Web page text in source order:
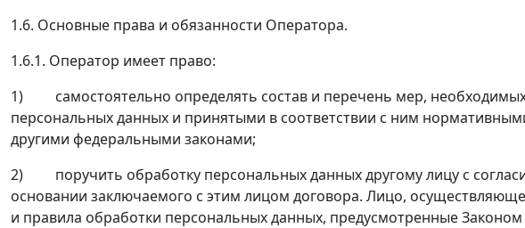
1.6. Основные права и обязанности Оператора.
1.6.1. Оператор имеет право:
1) самостоятельно определять состав и перечень мер,
персональных данных и принятыми в соответствии с ним
другими федеральными законами;
2) поручить обработку персональных данных другому лицу с
основании заключаемого с этим лицом договора. Лицо,
и правила обработки персональных данных, предусмотренные